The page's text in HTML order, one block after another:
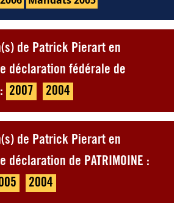
de Patrick Pierart en
déclaration fédérale de
2007 2004
de Patrick Pierart en
déclaration de PATRIMOINE :
2004